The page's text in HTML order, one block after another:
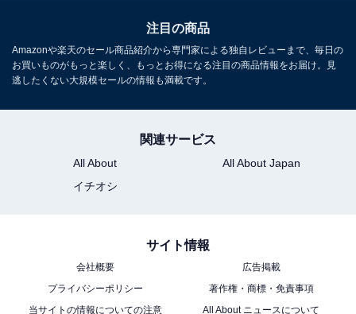
アクセス
田行き杷木バス停より車で5分（送迎あり・要連絡）
※料金は公式Webサイト参考価格
※プラン・部屋により価格は変動します
チェックイン・チェックアウト
注目の商品
Amazonや楽天のセール商品紹介から専門家による独自レビューまで、毎日の
お買いものがもっと楽しく、もっとお得になる注目の商品情報をお届け。見
逃したくない大規模セールの情報も満載です。
関連サービス
All About
All About Japan
イチオシ
サイト情報
会社概要
広告掲載
プライバシーポリシー
著作権・商標・免責事項
当サイトの情報についての注意
All About ニュースについて